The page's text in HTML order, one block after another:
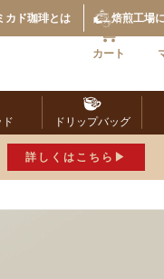
カド珈琲とは 焙煎工場
カート
ド ドリップバッグ
詳しくはこちら